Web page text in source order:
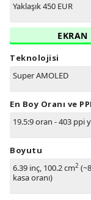
Yaklaşık 450 EUR
EKRAN
Teknolojisi
Super AMOLED
En Boy Oranı ve PPI
19.5:9 oran - 403 ppi
Boyutu
6.39 inç, 100.2 cm2
kasa oranı)